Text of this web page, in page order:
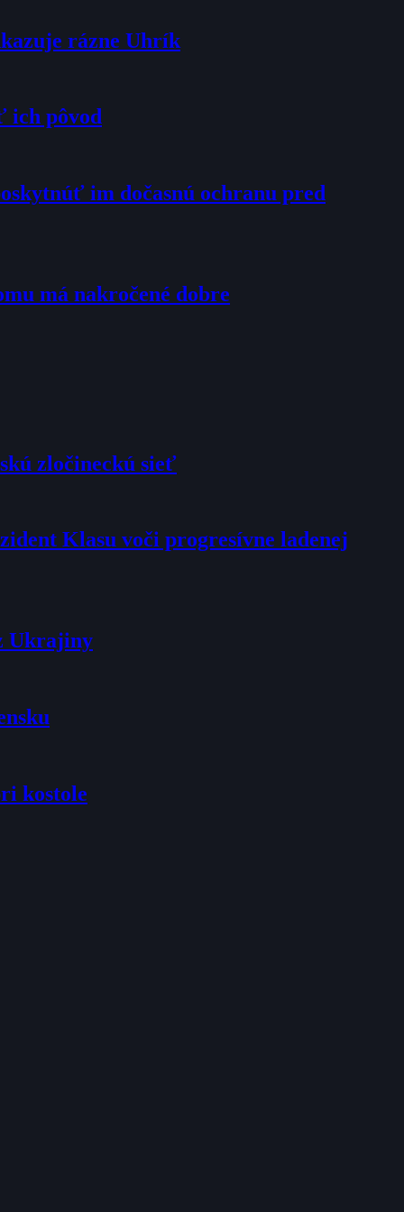
rázne Uhrík
ich pôvod
im dočasnú ochranu pred
má nakročené dobre
zločineckú sieť
Klasu voči progresívne ladenej
Ukrajiny
kostole